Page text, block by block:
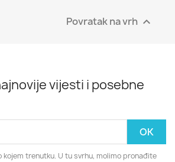
Povratak na vrh 
vijesti i posebne
kojem trenutku. U tu svrhu, molimo pronađite